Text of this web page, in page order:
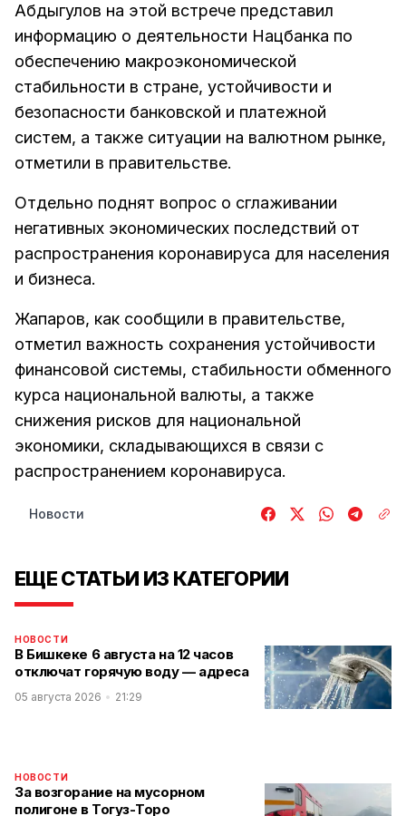
Абдыгулов на этой встрече представил
информацию о деятельности Нацбанка по
обеспечению макроэкономической
стабильности в стране, устойчивости и
безопасности банковской и платежной
систем, а также ситуации на валютном рынке,
отметили в правительстве.
Отдельно поднят вопрос о сглаживании
негативных экономических последствий от
распространения коронавируса для населения
и бизнеса.
Жапаров, как сообщили в правительстве,
отметил важность сохранения устойчивости
финансовой системы, стабильности обменного
курса национальной валюты, а также
снижения рисков для национальной
экономики, складывающихся в связи с
распространением коронавируса.
Новости
ЕЩЕ СТАТЬИ ИЗ КАТЕГОРИИ
НОВОСТИ
В Бишкеке 6 августа на 12 часов
отключат горячую воду — адреса
05 августа 2026 21:29
НОВОСТИ
За возгорание на мусорном
полигоне в Тогуз-Торо